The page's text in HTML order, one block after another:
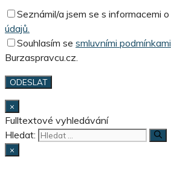
Seznámil/a jsem se s informacemi o
údajů.
Souhlasím se smluvními podmínkami
Burzaspravcu.cz.
×
Fulltextové vyhledávání
Hledat:
×